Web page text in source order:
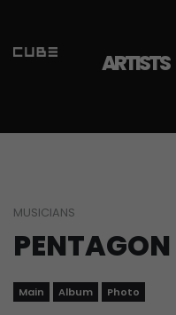
ARTISTS
MUSICIANS
PENTAGON
Main Album Photo